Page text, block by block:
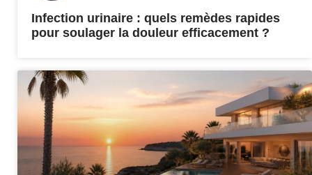
Infection urinaire : quels remèdes rapides
pour soulager la douleur efficacement ?